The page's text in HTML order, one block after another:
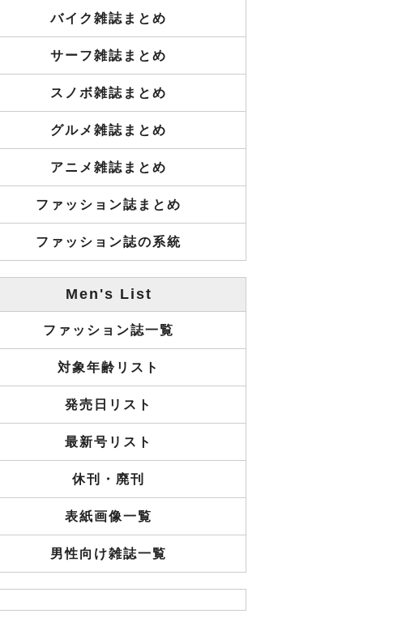
バイク雑誌まとめ
サーフ雑誌まとめ
スノボ雑誌まとめ
グルメ雑誌まとめ
アニメ雑誌まとめ
ファッション誌まとめ
ファッション誌の系統
Men's List
ファッション誌一覧
対象年齢リスト
発売日リスト
最新号リスト
休刊・廃刊
表紙画像一覧
男性向け雑誌一覧